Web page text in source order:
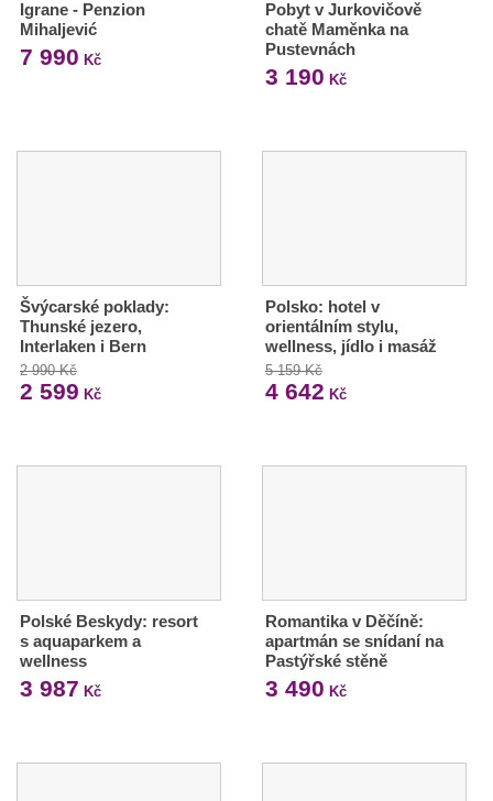
Igrane - Penzion
Mihaljević
7 990 Kč
Pobyt v Jurkovičově
chatě Maměnka na
Pustevnách
3 190 Kč
Švýcarské poklady:
Thunské jezero,
Interlaken i Bern
2 990 Kč
2 599 Kč
Polsko: hotel v
orientálním stylu,
wellness, jídlo i masáž
5 159 Kč
4 642 Kč
Polské Beskydy: resort
s aquaparkem a
wellness
3 987 Kč
Romantika v Děčíně:
apartmán se snídaní na
Pastýřské stěně
3 490 Kč